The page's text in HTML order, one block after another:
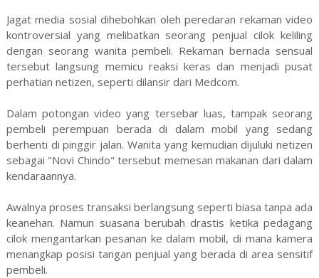
Jagat media sosial dihebohkan oleh peredaran rekaman video
kontroversial yang melibatkan seorang penjual cilok keliling
dengan seorang wanita pembeli. Rekaman bernada sensual
tersebut langsung memicu reaksi keras dan menjadi pusat
perhatian netizen, seperti dilansir dari Medcom.
Dalam potongan video yang tersebar luas, tampak seorang
pembeli perempuan berada di dalam mobil yang sedang
berhenti di pinggir jalan. Wanita yang kemudian dijuluki netizen
sebagai "Novi Chindo" tersebut memesan makanan dari dalam
kendaraannya.
Awalnya proses transaksi berlangsung seperti biasa tanpa ada
keanehan. Namun suasana berubah drastis ketika pedagang
cilok mengantarkan pesanan ke dalam mobil, di mana kamera
menangkap posisi tangan penjual yang berada di area sensitif
pembeli.